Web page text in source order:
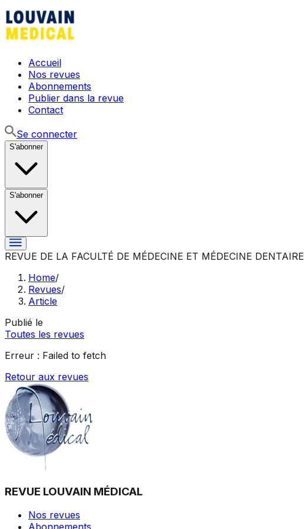
Accueil
Nos revues
Abonnements
Publier dans la revue
Contact
Se connecter
S'abonner
S'abonner
REVUE DE LA FACULTÉ DE MÉDECINE ET MÉDECINE DENTAIRE
Home/
Revues/
Article
Publié le
Toutes les revues
Erreur : Failed to fetch
Retour aux revues
REVUE LOUVAIN MÉDICAL
Nos revues